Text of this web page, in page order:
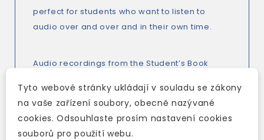
perfect for students who want to listen to
audio over and over and in their own time.
Audio recordings from the Student’s Book
Portable and easy-to-use
Více informací
Tyto webové stránky ukládají v souladu se zákony
na vaše zařízení soubory, obecně nazývané
cookies. Odsouhlaste prosím nastavení cookies
souborů pro použití webu.